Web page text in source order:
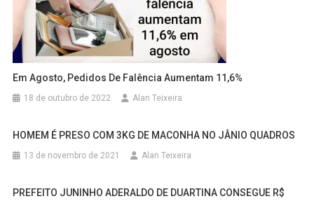
Em Agosto, Pedidos De Falência Aumentam 11,6%
18 de outubro de 2022 Alan Teixeira
HOMEM É PRESO COM 3KG DE MACONHA NO JÂNIO QUADROS
13 de novembro de 2021 Alan Teixeira
PREFEITO JUNINHO ADERALDO DE DUARTINA CONSEGUE R$